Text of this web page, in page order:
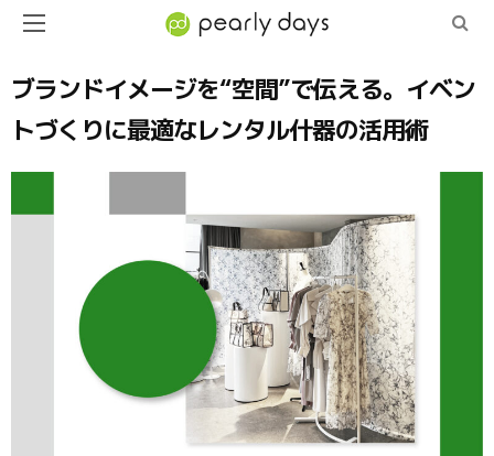
ブランドイメージを“空間”で伝える。イベン
トづくりに最適なレンタル什器の活用術